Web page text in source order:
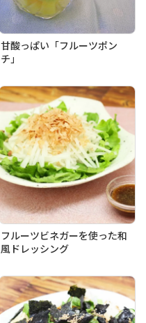
甘酸っぱい「フルーツポン
チ」
フルーツビネガーを使った和
風ドレッシング